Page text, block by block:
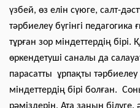
үзбей, өз елін сүюге, салт-
тәрбиелеу бүгінгі
тұрған зор міндеттердің
өркендетуші саналы да
парасатты ұрпақты
міндеттердің бірі болған.